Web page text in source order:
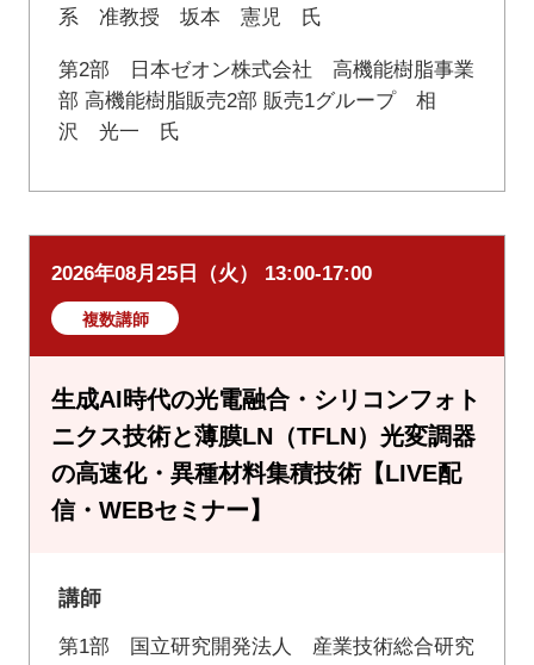
系 准教授 坂本 憲児 氏
第2部 日本ゼオン株式会社 高機能樹脂事業
部 高機能樹脂販売2部 販売1グループ 相
沢 光一 氏
2026年08月25日（火） 13:00-17:00
複数講師
生成AI時代の光電融合・シリコンフォト
ニクス技術と薄膜LN（TFLN）光変調器
の高速化・異種材料集積技術【LIVE配
信・WEBセミナー】
講師
第1部 国立研究開発法人 産業技術総合研究